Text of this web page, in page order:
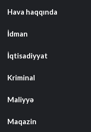
Hava haqqında
İdman
İqtisadiyyat
Kriminal
Maliyyə
Maqazin